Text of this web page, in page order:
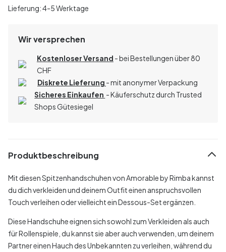
Lieferung: 4-5 Werktage
Wir versprechen
Kostenloser Versand - bei Bestellungen über 80
CHF
Diskrete Lieferung - mit anonymer Verpackung
Sicheres Einkaufen - Käuferschutz durch Trusted
Shops Gütesiegel
Produktbeschreibung
Mit diesen Spitzenhandschuhen von Amorable by Rimba kannst
du dich verkleiden und deinem Outfit einen anspruchsvollen
Touch verleihen oder vielleicht ein Dessous-Set ergänzen.
Diese Handschuhe eignen sich sowohl zum Verkleiden als auch
für Rollenspiele, du kannst sie aber auch verwenden, um deinem
Partner einen Hauch des Unbekannten zu verleihen, während du